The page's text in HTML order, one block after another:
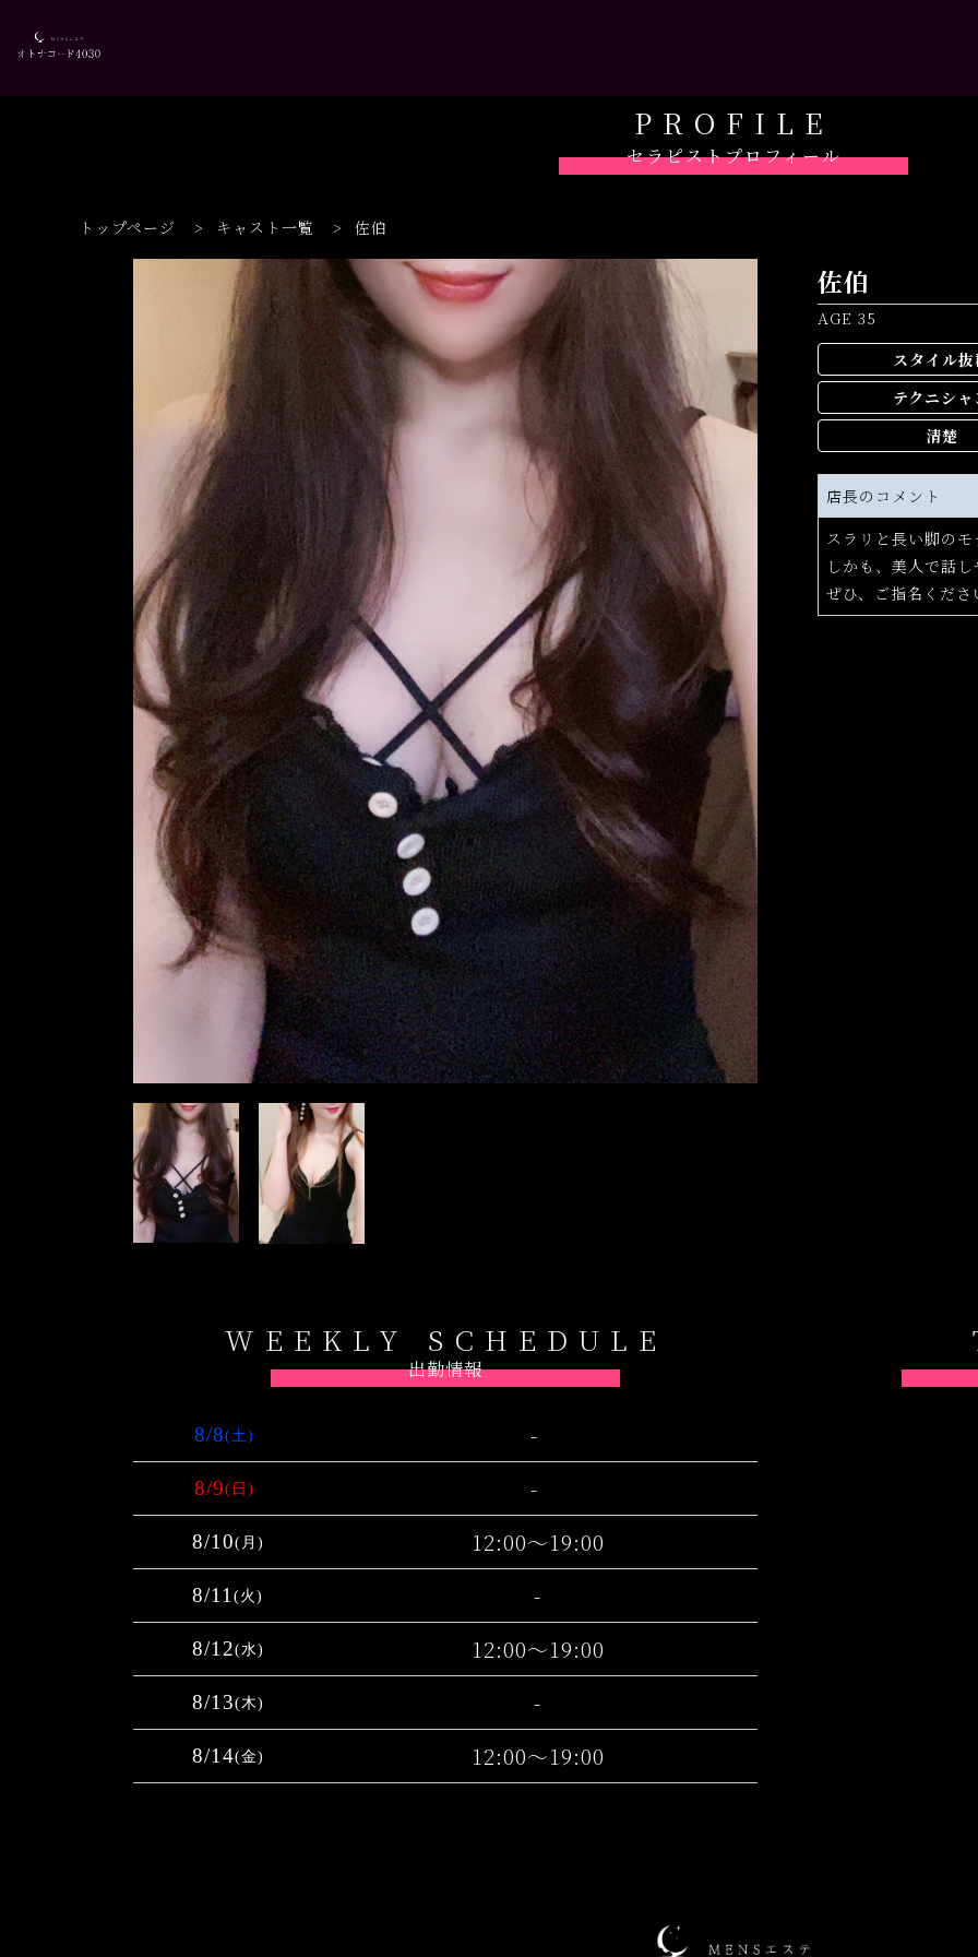
セラピストプロフィール
PROFILE
トップページ > キャスト一覧 > 佐伯
佐伯
AGE 35
スタイル抜
テクニシャ
清楚
店長のコメント
スラリと長い脚のモ
しかも、美人で話
ぜひ、ご指名くださ
WEEKLY SCHEDULE
出勤情報
8/8(土) -
8/9(日) -
8/10(月) 12:00～19:00
8/11(火) -
8/12(水) 12:00～19:00
8/13(木) -
8/14(金) 12:00～19:00